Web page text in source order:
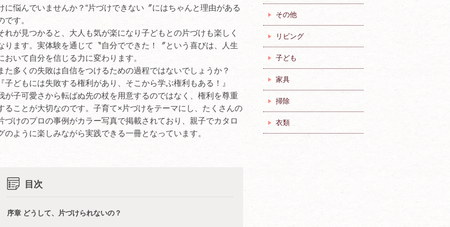
に悩んでいませんか？“片づけできない〞にはちゃんと理由がある
です。
れが見つかると、大人も気が楽になり子どもとの片づけも楽しく
ります。実体験を通じて〝自分でできた！〞という喜びは、人生
おいて自分を信じる力に変わります。
た多くの失敗は自信をつけるための過程ではないでしょうか？
子どもには失敗する権利があり、そこから学ぶ権利もある！』
が子可愛さから転ばぬ先の杖を用意するのではなく、権利を尊重
ることが大切なのです。子育て×片づけをテーマにし、たくさんの
づけのプロの事例がカラー写真で掲載されており、親子でカタロ
のように楽しみながら実践できる一冊となっています。
目次
序章 どうして、片づけられないの？
その他
リビング
子ども
家具
掃除
衣類